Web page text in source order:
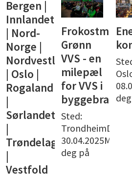
Bergen |
Innlandet
| Nord-
Norge |
Nordvestlandet
| Oslo |
Rogaland
|
Sørlandet
|
Trøndelag
|
Vestfold
Frokostmøte:
Grønn
VVS - en
milepæl
for VVS i
Sted:
TrondheimDato:
30.04.2025Meld
deg på